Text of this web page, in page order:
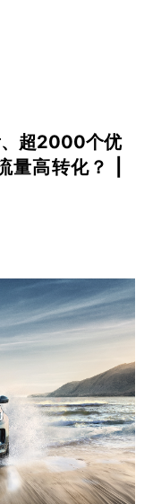
超2000个优
量高转化？ |